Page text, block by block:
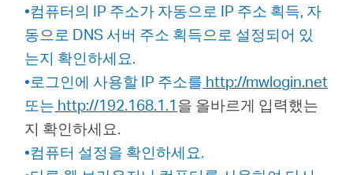
•컴퓨터의 IP 주소가 자동으로 IP 주소 획득, 자
동으로 DNS 서버 주소 획득으로 설정되어 있
는지 확인하세요.
•로그인에 사용할 IP 주소를 http://mwlogin.net
또는 http://192.168.1.1을 올바르게 입력했는
지 확인하세요.
•컴퓨터 설정을 확인하세요.